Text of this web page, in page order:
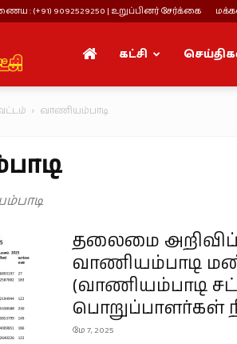
: (+91) 9092529250 | உறுப்பினர் சேர்க்கை
நாம்
தமிழர்
கட்சி
வாணியம்பாடி
தலைமை
வாணியம்பாடி
(வாணியம்பாடி
பொறுப்பாளர்கள்
மே 7, 2025